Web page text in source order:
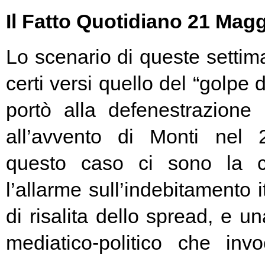
Il Fatto Quotidiano 21
Lo scenario di queste
certi versi quello del “golpe
portò alla
all’avvento di Monti nel
questo caso ci sono la
l’allarme
di risalita dello spread, e
mediatico-politico che